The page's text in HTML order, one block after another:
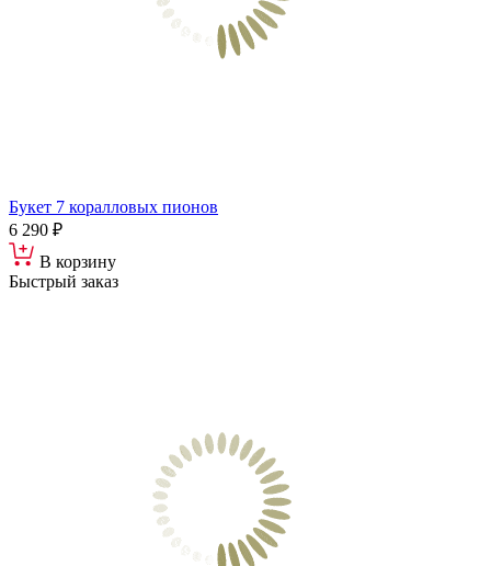
Букет 7 коралловых пионов
6 290 ₽
В корзину
Быстрый заказ